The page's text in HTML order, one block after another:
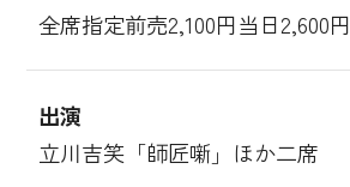
全席指定前売2,100円当日2,600円
出演
立川吉笑「師匠噺」ほか二席